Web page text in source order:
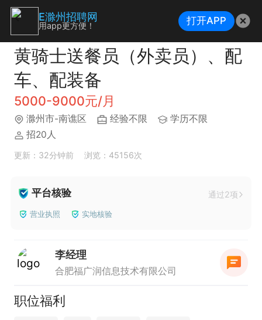
黄骑士送餐员（外卖员）、配
车、配装备
5000-9000元/月
滁州市-南谯区 经验不限
学历不限
招20人
更新：32分钟前 浏览：45156次
平台核验 通过2项
营业执照 实地核验
李经理
合肥福广润信息技术有限公司
职位福利
E滁州招聘网
用app更方便！ 打开APP